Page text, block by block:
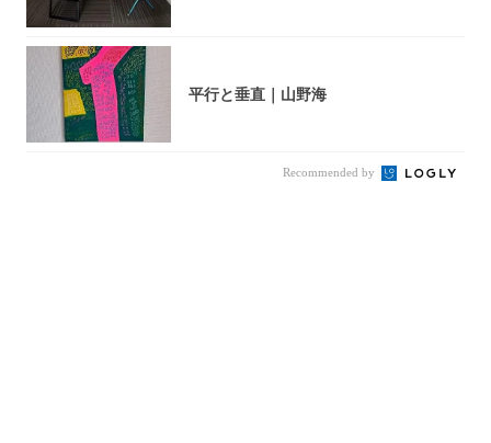
平行と垂直｜山野海
Recommended by